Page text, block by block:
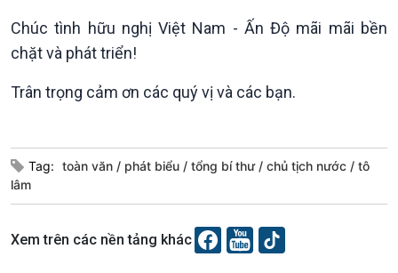
Chúc tình hữu nghị Việt Nam - Ấn Độ mãi mãi bền
chặt và phát triển!
Trân trọng cảm ơn các quý vị và các bạn.
Tag: toàn văn phát biểu tổng bí thư chủ tịch nước
tô
lâm
Xem trên các nền tảng khác